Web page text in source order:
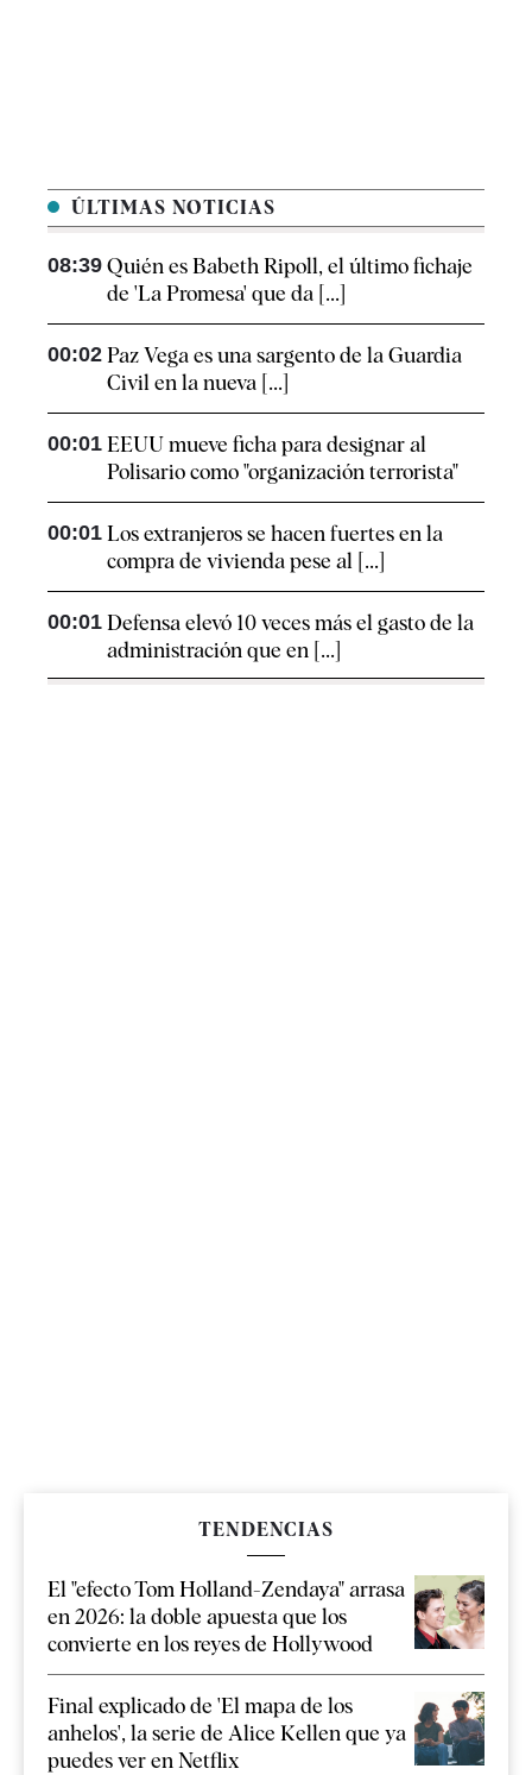
ÚLTIMAS NOTICIAS
08:39 Quién es Babeth Ripoll, el último fichaje
de 'La Promesa' que da [...]
00:02 Paz Vega es una sargento de la Guardia
Civil en la nueva [...]
00:01 EEUU mueve ficha para designar al
Polisario como "organización terrorista"
00:01 Los extranjeros se hacen fuertes en la
compra de vivienda pese al [...]
00:01 Defensa elevó 10 veces más el gasto de la
administración que en [...]
TENDENCIAS
El "efecto Tom Holland-Zendaya" arrasa
en 2026: la doble apuesta que los
convierte en los reyes de Hollywood
Final explicado de 'El mapa de los
anhelos', la serie de Alice Kellen que ya
puedes ver en Netflix